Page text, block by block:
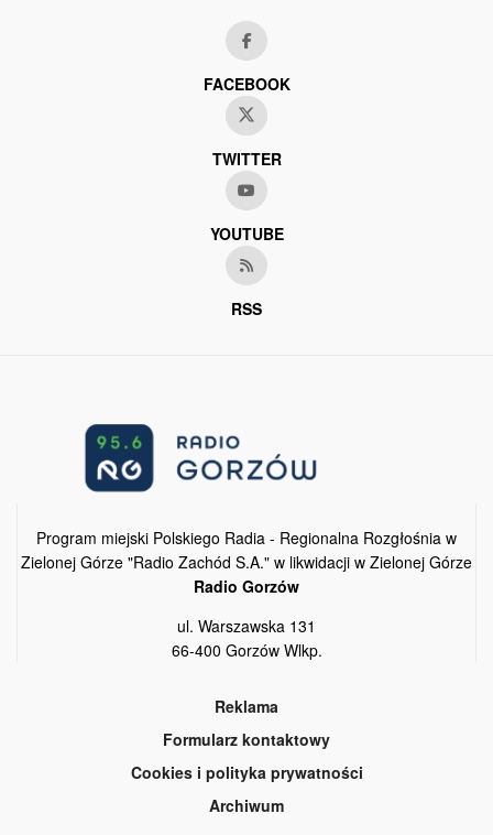
FACEBOOK
TWITTER
YOUTUBE
RSS
Program miejski Polskiego Radia - Regionalna Rozgłośnia w
Zielonej Górze "Radio Zachód S.A." w likwidacji w Zielonej Górze
Radio Gorzów
ul. Warszawska 131
66-400 Gorzów Wlkp.
Reklama
Formularz kontaktowy
Cookies i polityka prywatności
Archiwum